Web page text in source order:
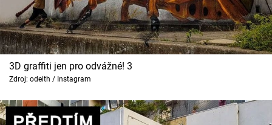
3D graffiti jen pro odvážné! 3
Zdroj: odeith / Instagram